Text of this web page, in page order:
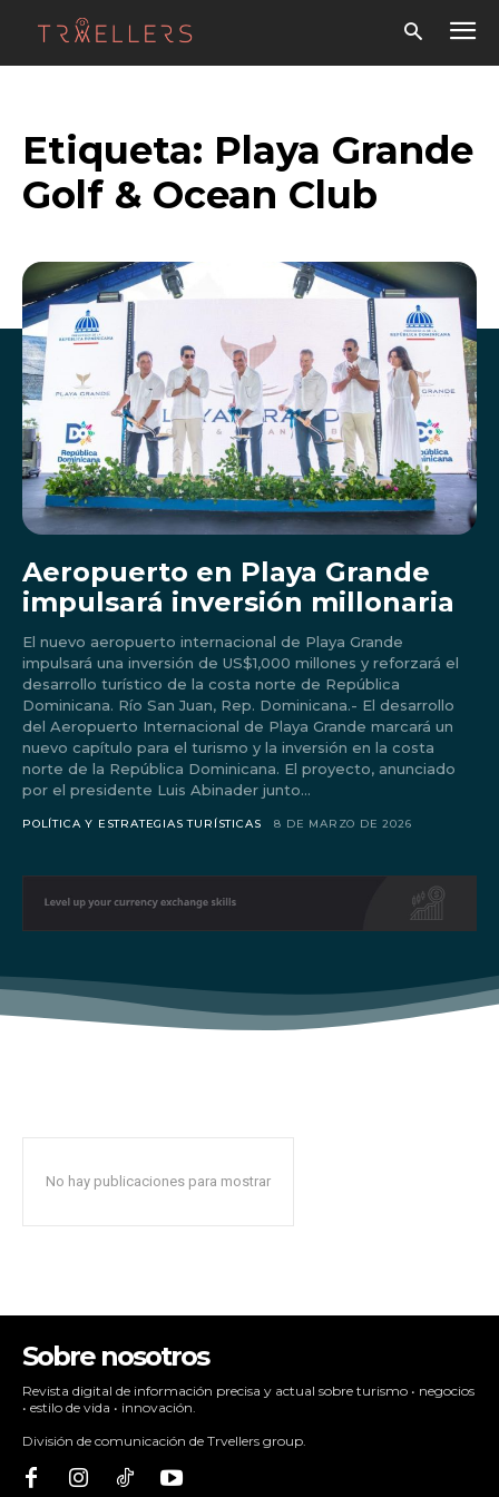
Don't miss
out!
to stay in the loop.
Etiqueta: Playa Grande
Golf & Ocean Club
Aeropuerto en Playa Grande
impulsará inversión millonaria
El nuevo aeropuerto internacional de Playa Grande
impulsará una inversión de US$1,000 millones y reforzará el
desarrollo turístico de la costa norte de República
Dominicana. Río San Juan, Rep. Dominicana.- El desarrollo
del Aeropuerto Internacional de Playa Grande marcará un
nuevo capítulo para el turismo y la inversión en la costa
norte de la República Dominicana. El proyecto, anunciado
por el presidente Luis Abinader junto...
POLÍTICA Y ESTRATEGIAS TURÍSTICAS 8 DE MARZO DE 2026
No hay publicaciones para mostrar
Sobre nosotros
Revista digital de información precisa y actual sobre turismo • negocios
• estilo de vida • innovación.
División de comunicación de Trvellers group.